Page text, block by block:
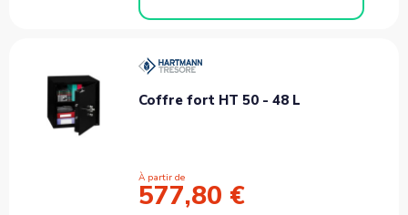
Coffre fort HT 50 - 48 L
À partir de
577,80 €